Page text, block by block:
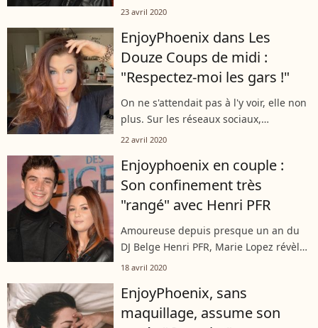
PFR, sur Instagram le mercredi 22 avril
leur confinement à deux.
23 avril 2020
EnjoyPhoenix dans Les
Douze Coups de midi :
"Respectez-moi les gars !"
On ne s'attendait pas à l'y voir, elle non
plus. Sur les réseaux sociaux,
EnjoyPhoenix a exprimé sa grande
visage dans l'émission "Les Douze
Coups...
22 avril 2020
Enjoyphoenix en couple :
Son confinement très
"rangé" avec Henri PFR
Amoureuse depuis presque un an du
DJ Belge Henri PFR, Marie Lopez révèle
ses petits secrets pour bien vivre le
Impatiente, la belle brune prépare
d'ores...
18 avril 2020
EnjoyPhoenix, sans
maquillage, assume son